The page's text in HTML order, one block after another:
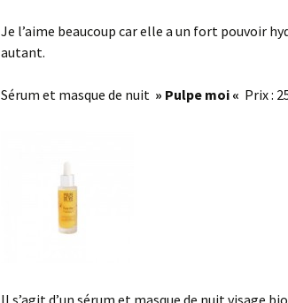
Je l’aime beaucoup car elle a un fort pouvoir
autant.
Sérum et masque de nuit » Pulpe moi « Prix :
Il s’agit d’un sérum et masque de nuit visage